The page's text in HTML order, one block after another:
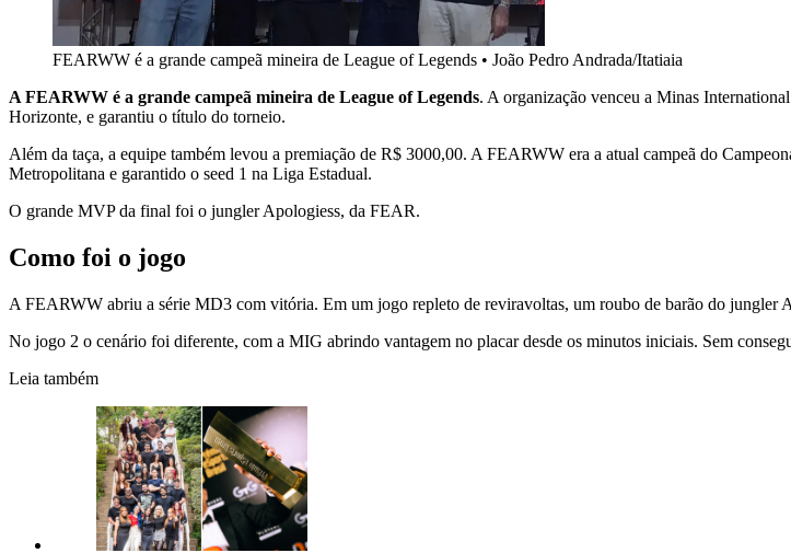
FEARWW é a grande campeã mineira de League of Legends • João Pedro Andrada/Itatiaia
A FEARWW é a grande campeã mineira de League of Legends. A organização venceu a Minas
Horizonte, e garantiu o título do torneio.
Além da taça, a equipe também levou a premiação de R$ 3000,00. A FEARWW era a atual campeã do
Metropolitana e garantido o seed 1 na Liga Estadual.
O grande MVP da final foi o jungler Apologiess, da FEAR.
Como foi o jogo
A FEARWW abriu a série MD3 com vitória. Em um jogo repleto de reviravoltas, um roubo de barão do jungler
No jogo 2 o cenário foi diferente, com a MIG abrindo vantagem no placar desde os minutos iniciais. Sem
Leia também